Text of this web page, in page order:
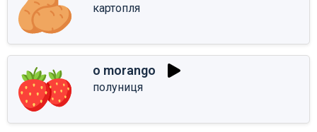
картопля
o morango
полуниця